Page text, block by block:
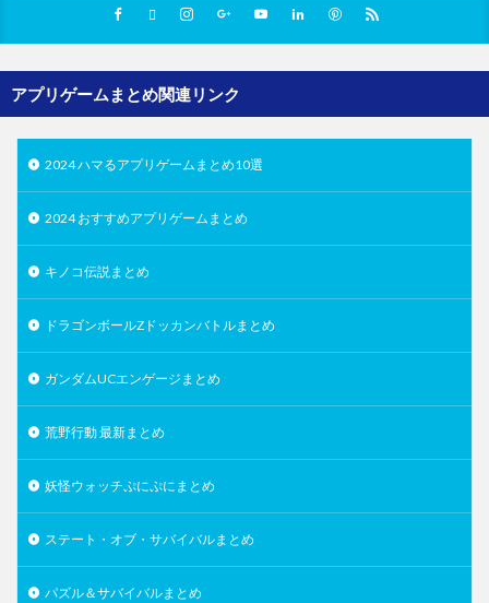
アプリゲームまとめ関連リンク
2024 ハマるアプリゲームまとめ10選
2024 おすすめアプリゲームまとめ
キノコ伝説まとめ
ドラゴンボールZドッカンバトルまとめ
ガンダムUCエンゲージまとめ
荒野行動 最新まとめ
妖怪ウォッチぷにぷにまとめ
ステート・オブ・サバイバルまとめ
パズル＆サバイバルまとめ